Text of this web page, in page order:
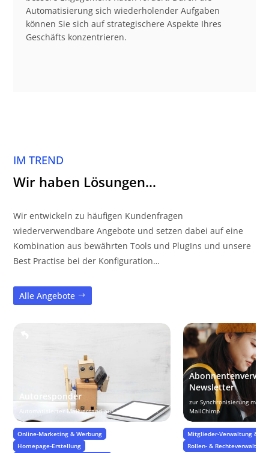
Automatisierung sich wiederholender Aufgaben
können Sie sich auf strategischere Aspekte Ihres
Geschäfts konzentrieren.
IM TREND
Wir haben Lösungen…
Wir entwickeln zu häufigen Kundenfragen
wiederverwendbare Angebote und setzen dabei auf eine
Kombination aus bewährten Tools und PlugIns und unsere
Best Practise bei der Konfiguration…
Alle Angebote
Autoresponder
Automatisierter Mailversand aus allen Anlässen
Online-Marketing & Werbung
Homepage-Erstellung
Newsletter
zur Synchronisierung mit
MailChimp
Mitglieder-Verwaltung &
Rollen- & Rechteverwaltung